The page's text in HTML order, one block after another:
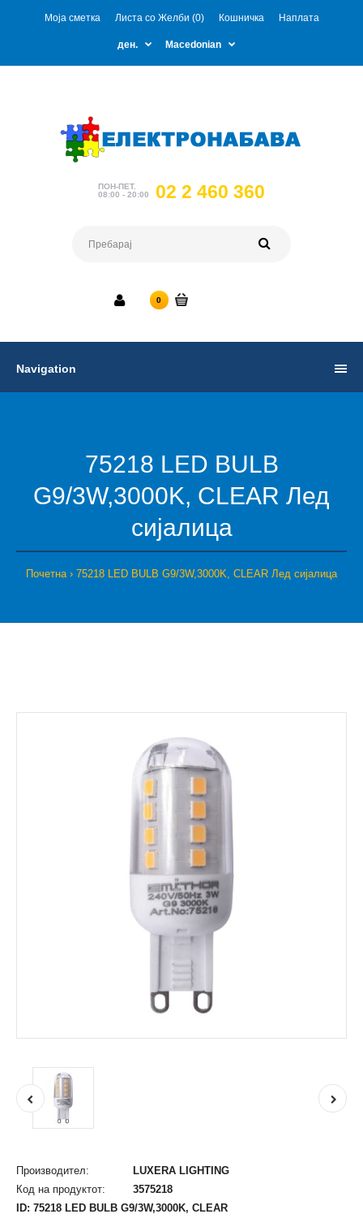
Моја сметка Листа со Желби (0) Кошничка Наплата
ден. Macedonian
ПОН-ПЕТ.
08:00 - 20:00
02 2 460 360
0
Navigation
75218 LED BULB
G9/3W,3000K, CLEAR Лед
сијалица
Почетна 75218 LED BULB G9/3W,3000K, CLEAR Лед сијалица
Производител:
LUXERA LIGHTING
Код на продуктот:
3575218
ID: 75218 LED BULB G9/3W,3000K, CLEAR